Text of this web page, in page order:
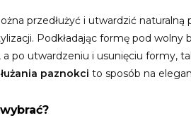
przedłużyć i utwardzić
Podkładając formę pod
po utwardzeniu i usunięciu formy,
paznokci to sposób na